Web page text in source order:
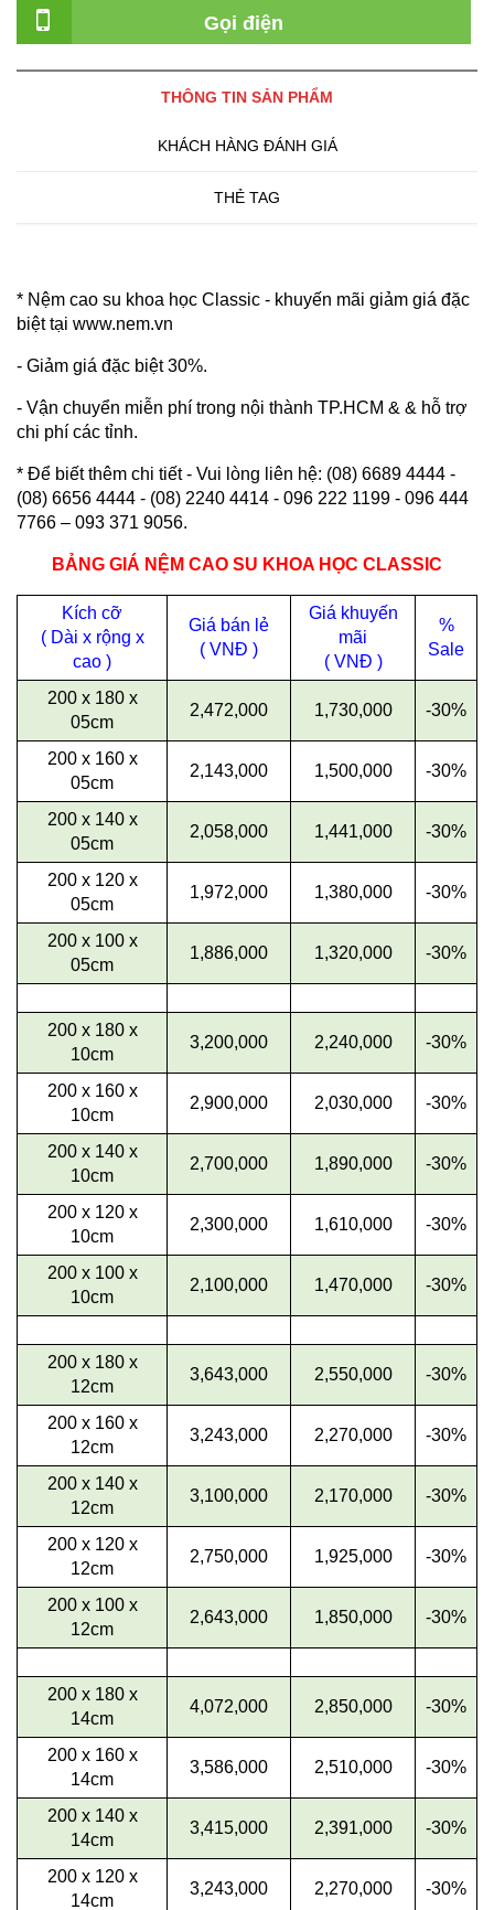
Gọi điện
THÔNG TIN SẢN PHẨM
KHÁCH HÀNG ĐÁNH GIÁ
THẺ TAG
* Nệm cao su khoa học Classic - khuyến mãi giảm giá đặc
biệt tại www.nem.vn
- Giảm giá đặc biệt 30%.
- Vận chuyển miễn phí trong nội thành TP.HCM & & hỗ trợ
chi phí các tỉnh.
* Để biết thêm chi tiết- Vui lòng liên hệ: (08) 6689 4444 -
(08) 6656 4444 - (08) 2240 4414 - 096 222 1199 - 096 444
7766 – 093 371 9056.
BẢNG GIÁ NỆM CAO SU KHOA HỌC CLASSIC
Kích cỡ
( Dài x rộng x
cao )
Giá bán lẻ
( VNĐ )
Giá khuyến
mãi
( VNĐ )
%
Sale
200 x 180 x
05cm
2,472,000 1,730,000 -30%
200 x 160 x
05cm
2,143,000 1,500,000 -30%
200 x 140 x
05cm
2,058,000 1,441,000 -30%
200 x 120 x
05cm
1,972,000 1,380,000 -30%
200 x 100 x
05cm
1,886,000 1,320,000 -30%
200 x 180 x
10cm
3,200,000 2,240,000 -30%
200 x 160 x
10cm
2,900,000 2,030,000 -30%
200 x 140 x
10cm
2,700,000 1,890,000 -30%
200 x 120 x
10cm
2,300,000 1,610,000 -30%
200 x 100 x
10cm
2,100,000 1,470,000 -30%
200 x 180 x
12cm
3,643,000 2,550,000 -30%
200 x 160 x
12cm
3,243,000 2,270,000 -30%
200 x 140 x
12cm
3,100,000 2,170,000 -30%
200 x 120 x
12cm
2,750,000 1,925,000 -30%
200 x 100 x
12cm
2,643,000 1,850,000 -30%
200 x 180 x
14cm
4,072,000 2,850,000 -30%
200 x 160 x
14cm
3,586,000 2,510,000 -30%
200 x 140 x
14cm
3,415,000 2,391,000 -30%
200 x 120 x
14cm
3,243,000 2,270,000 -30%